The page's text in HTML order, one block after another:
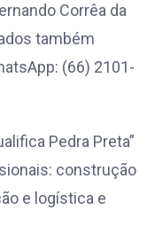
Corrêa da
também
(66) 2101-
Pedra Preta”
construção
e logística e